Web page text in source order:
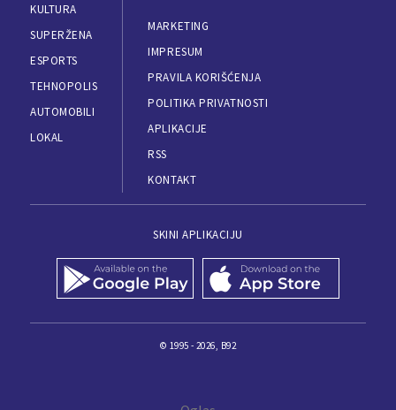
KULTURA
SUPERŽENA
ESPORTS
TEHNOPOLIS
AUTOMOBILI
LOKAL
MARKETING
IMPRESUM
PRAVILA KORIŠĆENJA
POLITIKA PRIVATNOSTI
APLIKACIJE
RSS
KONTAKT
SKINI APLIKACIJU
© 1995 - 2026, B92